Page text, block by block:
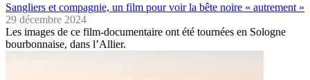
Sangliers et compagnie, un film pour voir la bête noire « autrement »
29 décembre 2024
Les images de ce film-documentaire ont été tournées en Sologne
bourbonnaise, dans l’Allier.